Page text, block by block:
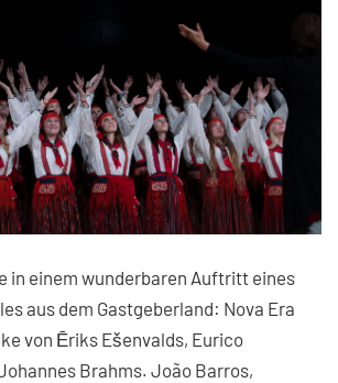
in einem wunderbaren Auftritt eines
aus dem Gastgeberland: Nova Era
von Ēriks Ešenvalds, Eurico
Brahms. João Barros,